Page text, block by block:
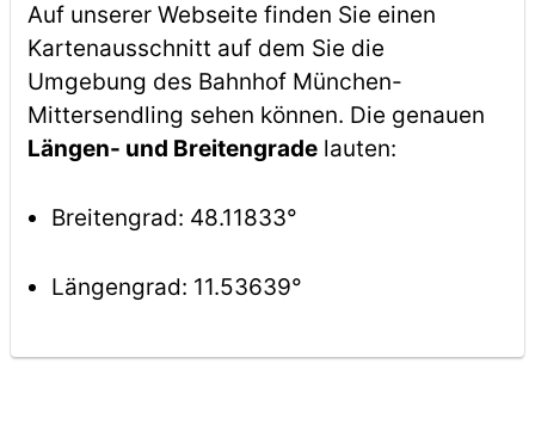
Auf unserer Webseite finden Sie einen
Kartenausschnitt auf dem Sie die
Umgebung des Bahnhof München-
Mittersendling sehen können. Die genauen
Längen- und Breitengradelauten:
Breitengrad: 48.11833°
Längengrad: 11.53639°